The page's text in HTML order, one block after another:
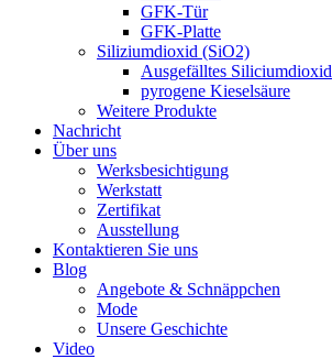
GFK-Tür
GFK-Platte
Siliziumdioxid (SiO2)
Ausgefälltes Siliciumdioxid
pyrogene Kieselsäure
Weitere Produkte
Nachricht
Über uns
Werksbesichtigung
Werkstatt
Zertifikat
Ausstellung
Kontaktieren Sie uns
Blog
Angebote & Schnäppchen
Mode
Unsere Geschichte
Video